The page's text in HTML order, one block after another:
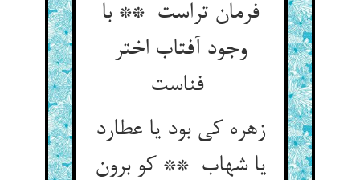
فرمان تراست ** با
وجود آفتاب اختر
فناست
زهره کی بود یا عطارد
یا شهاب ** کو برون